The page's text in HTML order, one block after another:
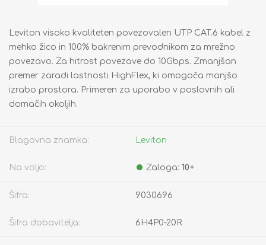
Leviton visoko kvaliteten povezovalen UTP CAT.6 kabel z
mehko žico in 100% bakrenim prevodnikom za mrežno
povezavo. Za hitrost povezave do 10Gbps. Zmanjšan
premer zaradi lastnosti HighFlex, ki omogoča manjšo
izrabo prostora. Primeren za uporabo v poslovnih ali
domačih okoljih.
Blagovna znamka: Leviton
Na voljo: Zaloga: 10+
Šifra: 9030696
Šifra dobavitelja: 6H4P0-20R